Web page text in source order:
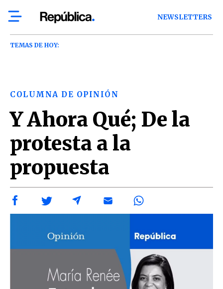
NEWSLETTERS
TEMAS DE HOY:
COLUMNA DE OPINIÓN
Y Ahora Qué; De la
protesta a la
propuesta